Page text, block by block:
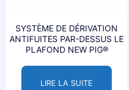
SYSTÈME DE DÉRIVATION
ANTIFUITES PAR-DESSUS LE
PLAFOND NEW PIG®
LIRE LA SUITE